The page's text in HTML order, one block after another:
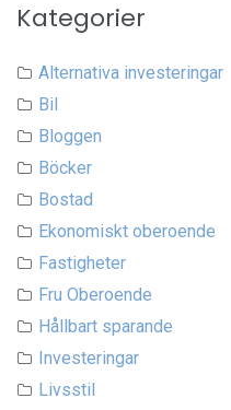
Kategorier
Alternativa investeringar
Bil
Bloggen
Böcker
Bostad
Ekonomiskt oberoende
Fastigheter
Fru Oberoende
Hållbart sparande
Investeringar
Livsstil